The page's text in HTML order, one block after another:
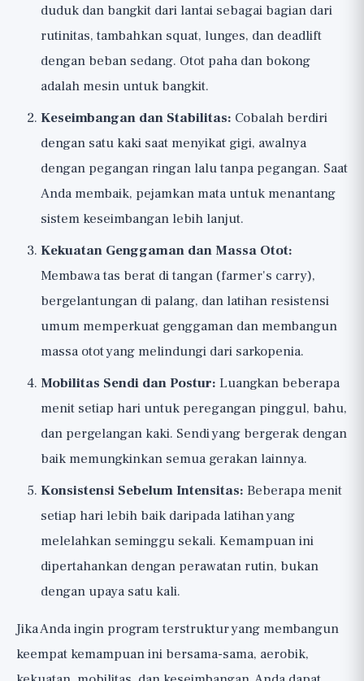
duduk dan bangkit dari lantai sebagai bagian dari
rutinitas, tambahkan squat, lunges, dan deadlift
dengan beban sedang. Otot paha dan bokong
adalah mesin untuk bangkit.
Keseimbangan dan Stabilitas: Cobalah berdiri
dengan satu kaki saat menyikat gigi, awalnya
dengan pegangan ringan lalu tanpa pegangan. Saat
Anda membaik, pejamkan mata untuk menantang
sistem keseimbangan lebih lanjut.
Kekuatan Genggaman dan Massa Otot:
Membawa tas berat di tangan (farmer's carry),
bergelantungan di palang, dan latihan resistensi
umum memperkuat genggaman dan membangun
massa otot yang melindungi dari sarkopenia.
Mobilitas Sendi dan Postur: Luangkan beberapa
menit setiap hari untuk peregangan pinggul, bahu,
dan pergelangan kaki. Sendi yang bergerak dengan
baik memungkinkan semua gerakan lainnya.
Konsistensi Sebelum Intensitas: Beberapa menit
setiap hari lebih baik daripada latihan yang
melelahkan seminggu sekali. Kemampuan ini
dipertahankan dengan perawatan rutin, bukan
dengan upaya satu kali.
Jika Anda ingin program terstruktur yang membangun
keempat kemampuan ini bersama-sama, aerobik,